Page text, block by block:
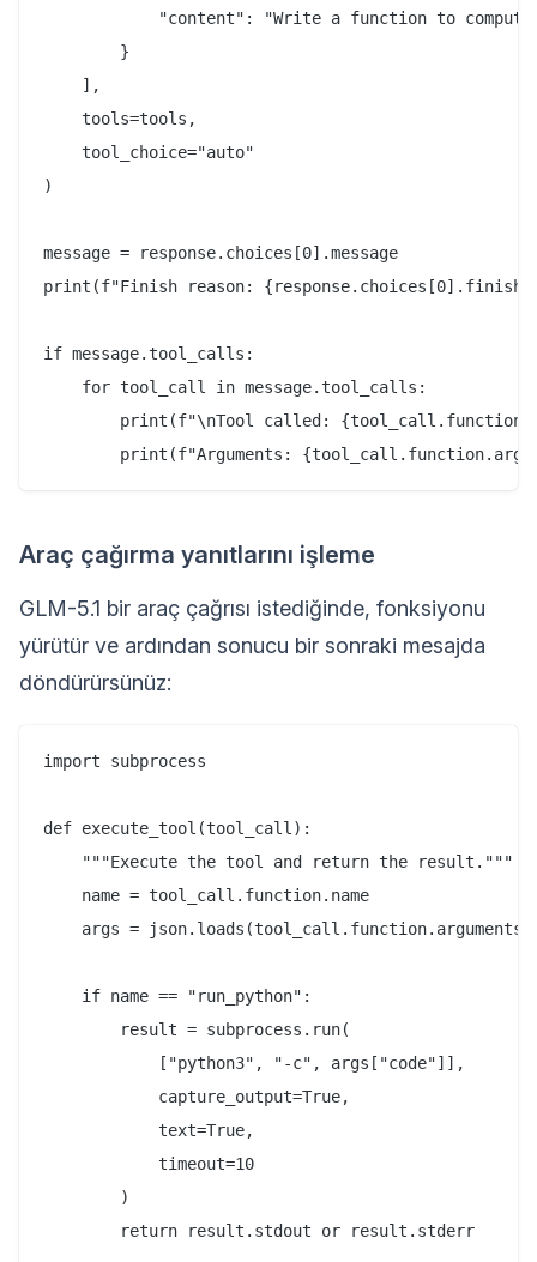
"content": "Write a function to
        }
    ],
    tools=tools,
    tool_choice="auto"
)
message = response.choices[0].message
print(f"Finish reason:
if message.tool_calls:
    for tool_call in message.tool_calls:
print(f"\nTool called:
Araç çağırma yanıtlarını işleme
GLM-5.1 bir araç çağrısı istediğinde, fonksiyonu
yürütür ve ardından sonucu bir sonraki mesajda
döndürürsünüz:
import subprocess
def execute_tool(tool_call):
    """Execute the tool and return the result."""
    name = tool_call.function.name
    args = json.loads(tool_call.function.arguments)
    if name == "run_python":
        result = subprocess.run(
            ["python3", "-c", args["code"]],
            capture_output=True,
            text=True,
            timeout=10
        )
        return result.stdout or result.stderr